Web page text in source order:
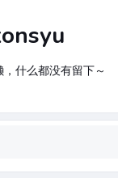
什么都没有留下～